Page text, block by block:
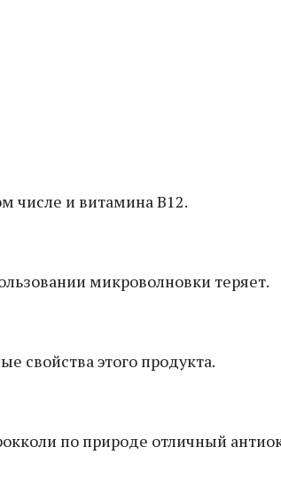
числе и витамина В12.
микроволновки теряет.
свойства этого продукта.
по природе отличный